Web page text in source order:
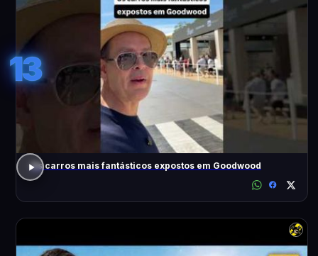
13
Os carros mais fantásticos expostos em Goodwood